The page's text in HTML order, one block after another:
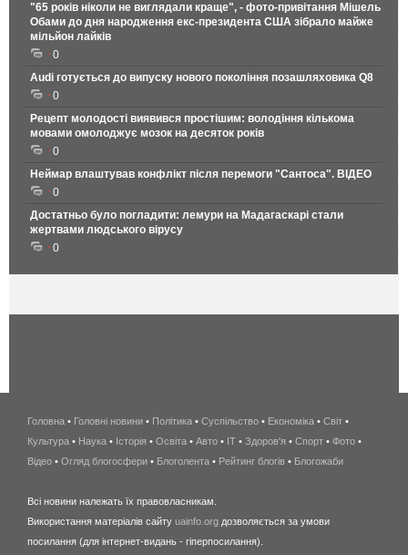
"65 років ніколи не виглядали краще", - фото-привітання Мішель
Обами до дня народження екс-президента США зібрало майже
мільйон лайків
0
Audi готується до випуску нового покоління позашляховика Q8
0
Рецепт молодості виявився простішим: володіння кількома
мовами омолоджує мозок на десяток років
0
Неймар влаштував конфлікт після перемоги "Сантоса". ВІДЕО
0
Достатньо було погладити: лемури на Мадагаскарі стали
жертвами людського вірусу
0
беспроводной
интернет
киев
wimax
Головна • Головні новини • Політика • Суспільство • Економіка • Світ •
Культура • Наука • Історія • Освіта • Авто • IT • Здоров'я • Спорт • Фото •
Відео • Огляд блогосфери • Блоголента • Рейтинг блогів • Блогожаби
Всі новини належать їх правовласникам.
Використання матеріалів сайту uainfo.org дозволяється за умови
посилання (для інтернет-видань - гіперпосилання).